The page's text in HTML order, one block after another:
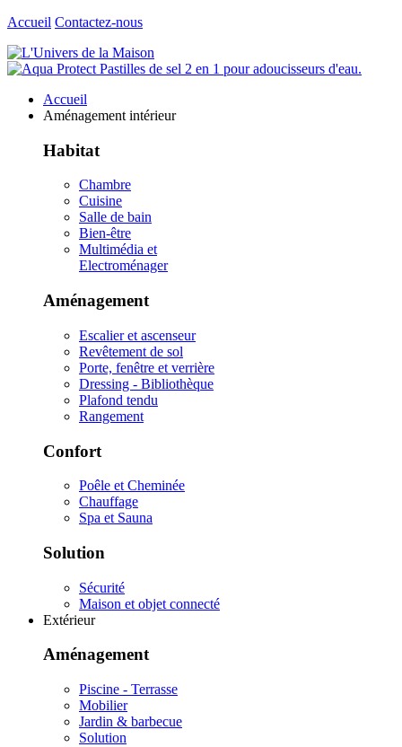
Accueil Contactez-nous
Accueil
Aménagement intérieur
Habitat
Chambre
Cuisine
Salle de bain
Bien-être
Multimédia et
Electroménager
Aménagement
Escalier et ascenseur
Revêtement de sol
Porte, fenêtre et verrière
Dressing - Bibliothèque
Plafond tendu
Rangement
Confort
Poêle et Cheminée
Chauffage
Spa et Sauna
Solution
Sécurité
Maison et objet connecté
Extérieur
Aménagement
Piscine - Terrasse
Mobilier
Jardin & barbecue
Solution